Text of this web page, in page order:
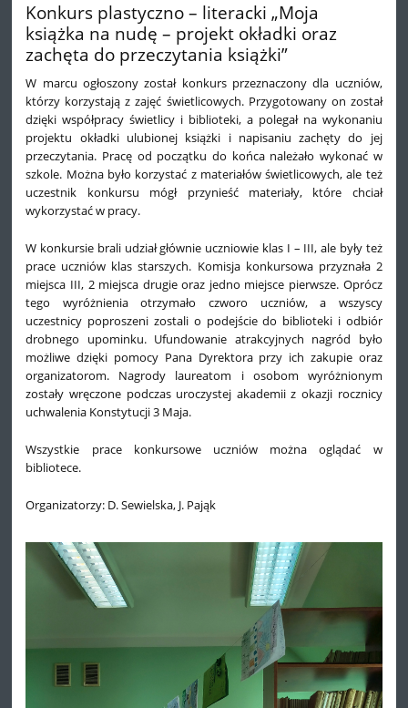
Konkurs plastyczno – literacki „Moja
książka na nudę – projekt okładki oraz
zachęta do przeczytania książki”
W marcu ogłoszony został konkurs przeznaczony dla uczniów,
którzy korzystają z zajęć świetlicowych. Przygotowany on został
dzięki współpracy świetlicy i biblioteki, a polegał na wykonaniu
projektu okładki ulubionej książki i napisaniu zachęty do jej
przeczytania. Pracę od początku do końca należało wykonać w
szkole. Można było korzystać z materiałów świetlicowych, ale też
uczestnik konkursu mógł przynieść materiały, które chciał
wykorzystać w pracy.
W konkursie brali udział głównie uczniowie klas I – III, ale były też
prace uczniów klas starszych. Komisja konkursowa przyznała 2
miejsca III, 2 miejsca drugie oraz jedno miejsce pierwsze. Oprócz
tego wyróżnienia otrzymało czworo uczniów, a wszyscy
uczestnicy poproszeni zostali o podejście do biblioteki i odbiór
drobnego upominku. Ufundowanie atrakcyjnych nagród było
możliwe dzięki pomocy Pana Dyrektora przy ich zakupie oraz
organizatorom. Nagrody laureatom i osobom wyróżnionym
zostały wręczone podczas uroczystej akademii z okazji rocznicy
uchwalenia Konstytucji 3 Maja.
Wszystkie prace konkursowe uczniów można oglądać w
bibliotece.
Organizatorzy: D. Sewielska, J. Pająk